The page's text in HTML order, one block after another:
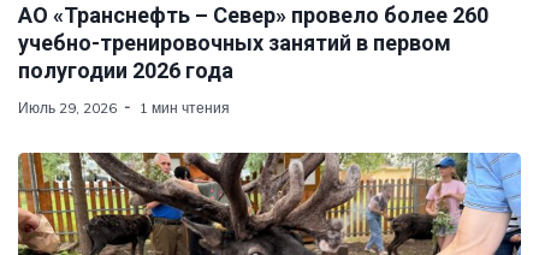
АО «Транснефть – Север» провело более 260
учебно-тренировочных занятий в первом
полугодии 2026 года
Июль 29, 2026 1 мин чтения